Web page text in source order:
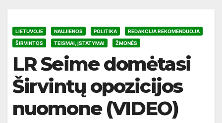
LIETUVOJE NAUJIENOS POLITIKA
REDAKCIJA REKOMENDUOJA
ŠIRVINTOS
TEISMAI, ĮSTATYMAI ŽMONĖS
LR Seime domėtasi
Širvintų opozicijos
nuomone (VIDEO)